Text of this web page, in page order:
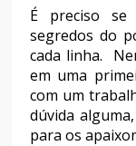
É preciso se
segredos do
cada linha.
em uma
com um
dúvida
para os